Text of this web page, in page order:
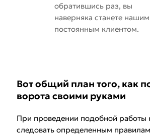
обратившись раз, вы
наверняка станете нашим
постоянным клиентом.
Вот общий план того, как
ворота своими руками
При проведении подобной работы
следовать определенным